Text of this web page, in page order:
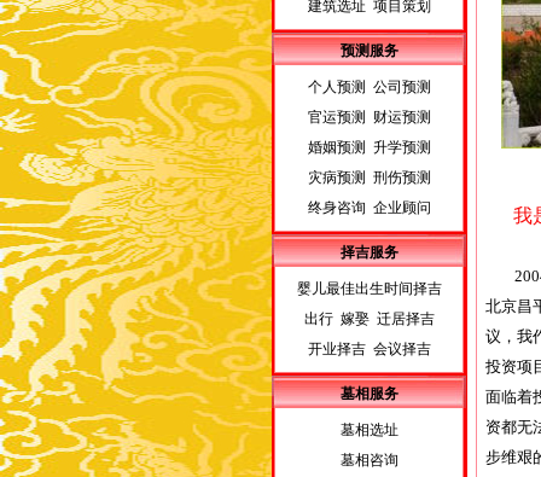
建筑选址 项目策划
预测服务
个人预测 公司预测
官运预测 财运预测
婚姻预测 升学预测
灾病预测 刑伤预测
终身咨询 企业顾问
择吉服务
婴儿最佳出生时间择吉
出行 嫁娶 迁居择吉
开业择吉 会议择吉
墓相服务
墓相选址
墓相咨询
我
2004
北京昌
议，我
投资项
面临着
资都无
步维艰